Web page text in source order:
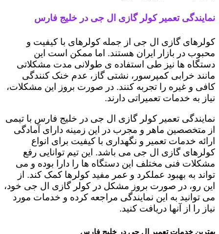
نمایندگی تعمیر کولر گازی ال جی در خلیج فارس
کولرهای گازی ال جی از جمله کولرهای با کیفیت و
محبوب در بازار ایران هستند. اما ممکن است این
دستگاه ها نیز طی استفاده ی طولانی مدت مشکلاتی
مانند خرابی کمپرسور، نشتی گاز، عدم خنک کنندگی
کافی و غیره را تجربه کنند. در صورت بروز این مشکلات،
نیاز به خدمات تعمیراتی دارند.
نمایندگی تعمیر کولر گازی ال جی در خلیج فارس با تیمی
از متخصصین ماهر و مجرب در این زمینه دارای آمادگی
ارائه خدمات تعمیر و نگهداری با کیفیت برای انواع
کولرهای گازی ال جی می باشد. این تیم توانایی رفع
مشکلات فنی مختلف این دستگاه ها را دارا بوده و می
تواند به بهبود عملکرد و عمر مفید کولرها کمک کند. از
این رو، در صورت بروز مشکل در کولر گازی ال جی خود،
می توانید به این نمایندگی مراجعه کرده و خدمات مورد
نیاز را از آنها دریافت کنید.
بهترین خدمات تعمیر ال جی در خلیج فارس